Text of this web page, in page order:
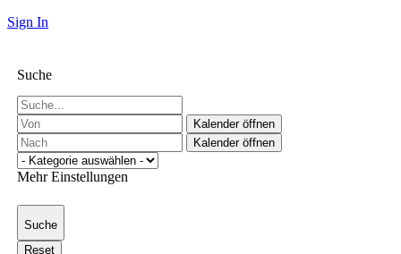
Sign In
Suche
Kalender öffnen
Kalender öffnen
Mehr Einstellungen
Suche
Reset